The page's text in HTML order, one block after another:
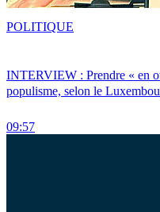
INTERVIEW : Prendre « en
populisme, selon le
09:57
POLITIQUE